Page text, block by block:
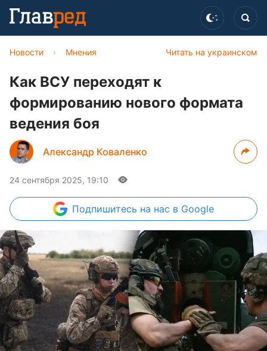
Читать на украинском
Новости › Мнения
Как ВСУ переходят к
формированию нового формата
ведения боя
Александр Коваленко
24 сентября 2025, 19:10
Подпишитесь на нас в Google